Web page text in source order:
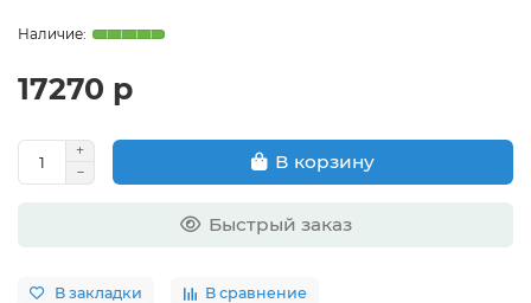
17270 р
В корзину
Быстрый заказ
В закладки В сравнение